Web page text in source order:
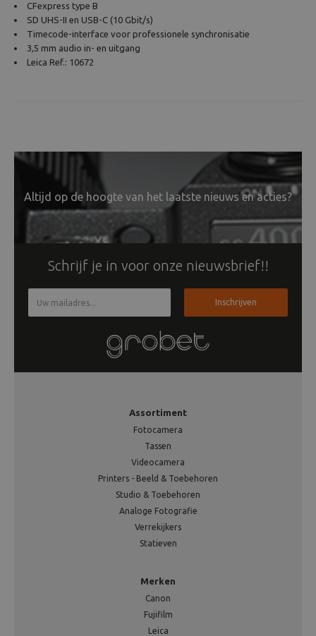
CFexpress type B
SD UHS-II en USB-C (10 Gbit/s)
Timecode-interface voor professionele synchronisatie
3,5 mm audio in- en uitgang
Leica Ref.: 10672
Altijd op de hoogte van het laatste nieuws en acties?
Schrijf je in voor onze nieuwsbrief!!
Inschrijven
Assortiment
Fotocamera
Tassen
Videocamera
Printers - Beeld & Toebehoren
Studio & Toebehoren
Analoge Fotografie
Verrekijkers
Statieven
Merken
Canon
Fujifilm
Leica